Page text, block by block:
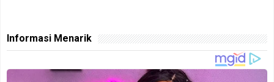
Informasi Menarik